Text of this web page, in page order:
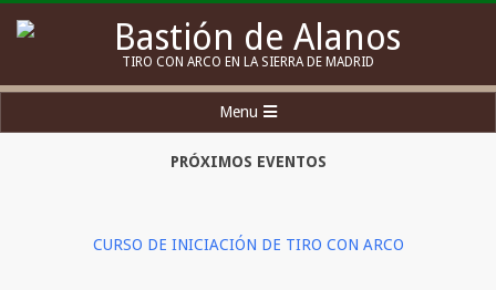
Bastión
de
Alanos
TIRO CON ARCO EN LA SIERRA DE MADRID
Navigation
Menu
PRÓXIMOS EVENTOS
CURSO DE INICIACIÓN DE TIRO CON ARCO